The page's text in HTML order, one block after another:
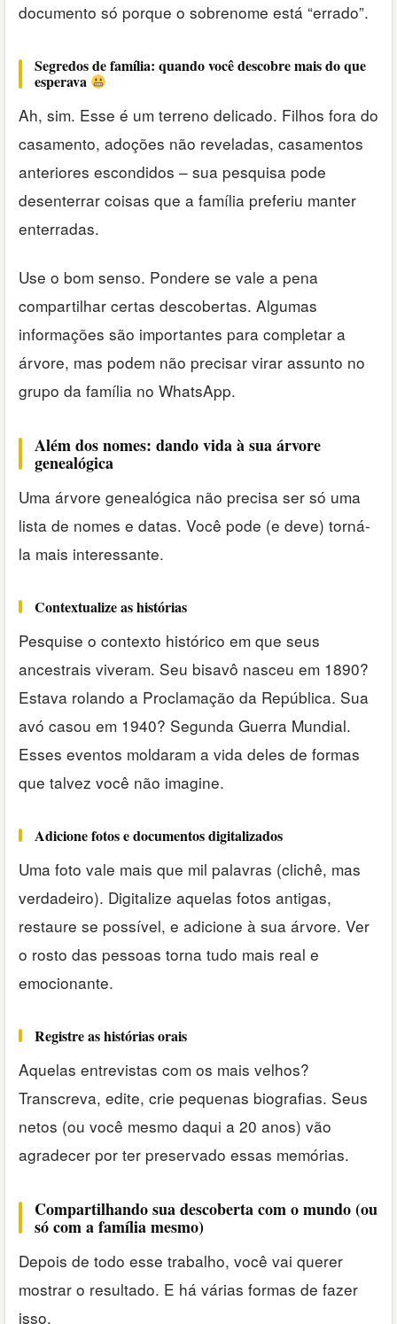
documento só porque o sobrenome está “errado”.
Segredos de família: quando você descobre mais do que
esperava
Ah, sim. Esse é um terreno delicado. Filhos fora do
casamento, adoções não reveladas, casamentos
anteriores escondidos – sua pesquisa pode
desenterrar coisas que a família preferiu manter
enterradas.
Use o bom senso. Pondere se vale a pena
compartilhar certas descobertas. Algumas
informações são importantes para completar a
árvore, mas podem não precisar virar assunto no
grupo da família no WhatsApp.
Além dos nomes: dando vida à sua árvore
genealógica
Uma árvore genealógica não precisa ser só uma
lista de nomes e datas. Você pode (e deve) torná-
la mais interessante.
Contextualize as histórias
Pesquise o contexto histórico em que seus
ancestrais viveram. Seu bisavô nasceu em 1890?
Estava rolando a Proclamação da República. Sua
avó casou em 1940? Segunda Guerra Mundial.
Esses eventos moldaram a vida deles de formas
que talvez você não imagine.
Adicione fotos e documentos digitalizados
Uma foto vale mais que mil palavras (clichê, mas
verdadeiro). Digitalize aquelas fotos antigas,
restaure se possível, e adicione à sua árvore. Ver
o rosto das pessoas torna tudo mais real e
emocionante.
Registre as histórias orais
Aquelas entrevistas com os mais velhos?
Transcreva, edite, crie pequenas biografias. Seus
netos (ou você mesmo daqui a 20 anos) vão
agradecer por ter preservado essas memórias.
Compartilhando sua descoberta com o mundo (ou
só com a família mesmo)
Depois de todo esse trabalho, você vai querer
mostrar o resultado. E há várias formas de fazer
isso.